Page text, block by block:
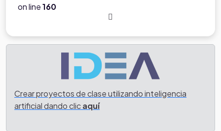
on line160
Crear proyectos de clase utilizando inteligencia
artificial dando clicaquí